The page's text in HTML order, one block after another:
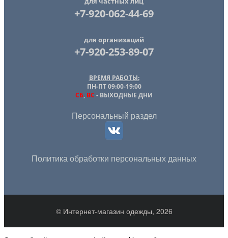
+7-920-062-44-69
для организаций
+7-920-253-89-07
ВРЕМЯ РАБОТЫ:
ПН-ПТ 09:00-19:00
СБ, ВС - ВЫХОДНЫЕ ДНИ
Персональный раздел
Политика обработки персональных данных
© Интернет-магазин одежды, 2026